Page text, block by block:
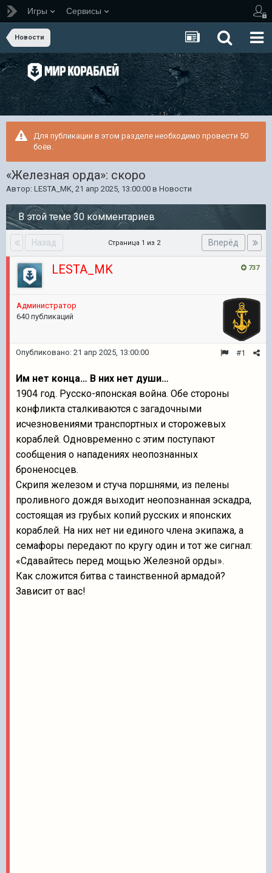
Игры Сервисы
Новости
Для публикации в этом разделе необходимо провести 50
боёв.
«Железная орда»: скоро
Автор: LESTA_MK, 21 апр 2025, 13:00:00 в Новости
В этой теме 30 комментариев
Назад Вперёд
Страница 1 из 2
737
LESTA_MK
Администратор
640 публикаций
#1
Опубликовано: 21 апр 2025, 13:00:00
Им нет конца… В них нет души…
1904 год. Русско-японская война. Обе стороны
конфликта сталкиваются с загадочными
исчезновениями транспортных и сторожевых
кораблей. Одновременно с этим поступают
сообщения о нападениях неопознанных
броненосцев.
Скрипя железом и стуча поршнями, из пелены
проливного дождя выходит неопознанная эскадра,
состоящая из грубых копий русских и японских
кораблей. На них нет ни единого члена экипажа, а
семафоры передают по кругу один и тот же сигнал:
«Сдавайтесь перед мощью Железной орды».
Как сложится битва с таинственной армадой?
Зависит от вас!